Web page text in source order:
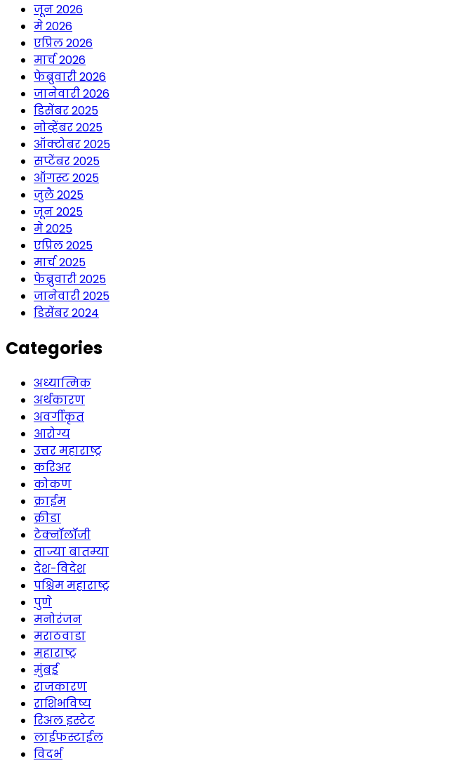
जून 2026
मे 2026
एप्रिल 2026
मार्च 2026
फेब्रुवारी 2026
जानेवारी 2026
डिसेंबर 2025
नोव्हेंबर 2025
ऑक्टोबर 2025
सप्टेंबर 2025
ऑगस्ट 2025
जुलै 2025
जून 2025
मे 2025
एप्रिल 2025
मार्च 2025
फेब्रुवारी 2025
जानेवारी 2025
डिसेंबर 2024
Categories
अध्यात्मिक
अर्थकारण
अवर्गीकृत
आरोग्य
उत्तर महाराष्ट्र
करिअर
कोकण
क्राईम
क्रीडा
टेक्नॉलॉजी
ताज्या बातम्या
देश-विदेश
पश्चिम महाराष्ट्र
पुणे
मनोरंजन
मराठवाडा
महाराष्ट्र
मुंबई
राजकारण
राशिभविष्य
रिअल इस्टेट
लाईफस्टाईल
विदर्भ